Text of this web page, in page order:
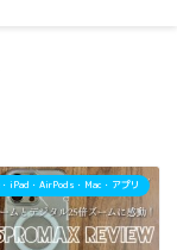
iPad・AirPods・Mac・アプリ